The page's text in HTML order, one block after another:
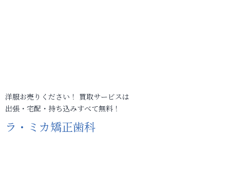
洋服お売りください！ 買取サービスは
出張・宅配・持ち込みすべて無料！
ラ・ミカ矯正歯科